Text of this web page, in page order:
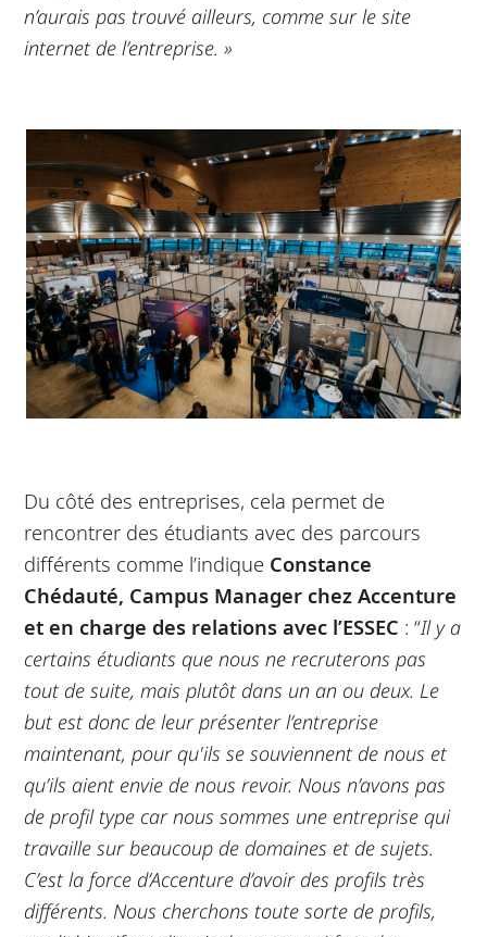
n’aurais pas trouvé ailleurs, comme sur le site
internet de l’entreprise. »
Du côté des entreprises, cela permet de
rencontrer des étudiants avec des parcours
différents comme l’indique Constance
Chédauté, Campus Manager chez Accenture
et en charge des relations avec l’ESSEC : “Il y a
certains étudiants que nous ne recruterons pas
tout de suite, mais plutôt dans un an ou deux. Le
but est donc de leur présenter l’entreprise
maintenant, pour qu'ils se souviennent de nous et
qu’ils aient envie de nous revoir. Nous n’avons pas
de profil type car nous sommes une entreprise qui
travaille sur beaucoup de domaines et de sujets.
C’est la force d’Accenture d’avoir des profils très
différents. Nous cherchons toute sorte de profils,